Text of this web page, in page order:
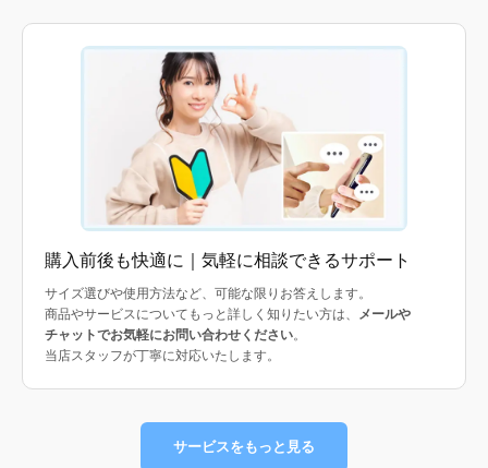
購入前後も快適に｜気軽に相談できるサポート
サイズ選びや使用方法など、可能な限りお答えします。
商品やサービスについてもっと詳しく知りたい方は、
メールや
チャットでお気軽にお問い合わせください。
当店スタッフが丁寧に対応いたします。
サービスをもっと見る